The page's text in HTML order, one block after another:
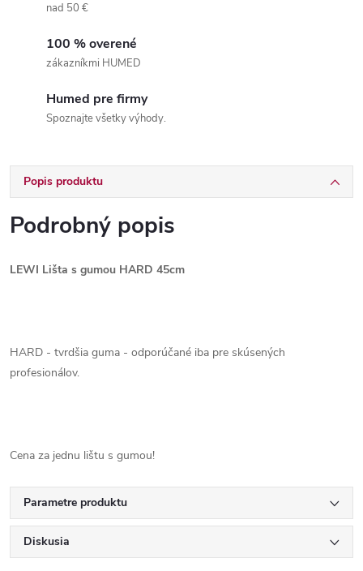
nad 50 €
100 % overené
zákazníkmi HUMED
Humed pre firmy
Spoznajte všetky výhody.
Popis produktu
Podrobný popis
LEWI Lišta s gumou HARD 45cm
HARD - tvrdšia guma - odporúčané iba pre skúsených
profesionálov.
Cena za jednu lištu s gumou!
Parametre produktu
Diskusia